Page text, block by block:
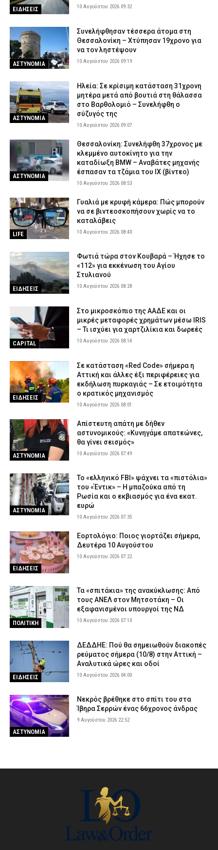
ΕΙΔΗΣΕΙΣ 10 Αυγούστου 2026 09:32
ΑΣΤΥΝΟΜΙΑ
Συνελήφθησαν τέσσερα άτομα στη
Θεσσαλονίκη – Χτύπησαν 19χρονο για
να τον ληστέψουν
10 Αυγούστου 2026 09:19
ΑΣΤΥΝΟΜΙΑ
Ηλεία: Σε κρίσιμη κατάσταση 31χρονη
μητέρα μετά από βουτιά στη θάλασσα
στο Βαρθολομιό – Συνελήφθη ο
σύζυγός της
10 Αυγούστου 2026 09:07
ΑΣΤΥΝΟΜΙΑ
Θεσσαλονίκη: Συνελήφθη 37χρονος με
κλεμμένο αυτοκίνητο για την
καταδίωξη BMW – Αναβάτες μηχανής
έσπασαν τα τζάμια του ΙΧ (βίντεο)
10 Αυγούστου 2026 08:53
LIFE
Γυαλιά με κρυφή κάμερα: Πώς μπορούν
να σε βιντεοσκοπήσουν χωρίς να το
καταλάβεις
10 Αυγούστου 2026 08:40
ΕΙΔΗΣΕΙΣ
Φωτιά τώρα στον Κουβαρά – Ήχησε το
«112» για εκκένωση του Αγίου
Στυλιανού
10 Αυγούστου 2026 08:28
CAPITAL
Στο μικροσκόπιο της ΑΑΔΕ και οι
μικρές μεταφορές χρημάτων μέσω IRIS
– Τι ισχύει για χαρτζιλίκια και δωρεές
10 Αυγούστου 2026 08:14
ΕΙΔΗΣΕΙΣ
Σε κατάσταση «Red Code» σήμερα η
Αττική και άλλες έξι περιφέρειες για
εκδήλωση πυρκαγιάς – Σε ετοιμότητα
ο κρατικός μηχανισμός
10 Αυγούστου 2026 08:01
ΑΣΤΥΝΟΜΙΑ
Απίστευτη απάτη με δήθεν
αστυνομικούς: «Κυνηγάμε απατεώνες,
θα γίνει σεισμός»
10 Αυγούστου 2026 07:49
ΑΣΤΥΝΟΜΙΑ
Το «ελληνικό FBI» ψάχνει τα «πιστόλια»
του «Έντικ» – Η μπαζούκα από τη
Ρωσία και ο εκβιασμός για ένα εκατ.
ευρώ
10 Αυγούστου 2026 07:35
ΕΙΔΗΣΕΙΣ
Εορτολόγιο: Ποιος γιορτάζει σήμερα,
Δευτέρα 10 Αυγούστου
10 Αυγούστου 2026 07:22
ΠΟΛΙΤΙΚΗ
Τα «σπιτάκια» της ανακύκλωσης: Από
τους ΑΝΕΛ στον Μητσοτάκη – Οι
εξαφανισμένοι υπουργοί της ΝΔ
10 Αυγούστου 2026 07:10
ΕΙΔΗΣΕΙΣ
ΔΕΔΔΗΕ: Πού θα σημειωθούν διακοπές
ρεύματος σήμερα (10/8) στην Αττική –
Αναλυτικά ώρες και οδοί
10 Αυγούστου 2026 04:00
ΑΣΤΥΝΟΜΙΑ
Νεκρός βρέθηκε στο σπίτι του στα
Ίβηρα Σερρών ένας 66χρονος άνδρας
9 Αυγούστου 2026 22:52